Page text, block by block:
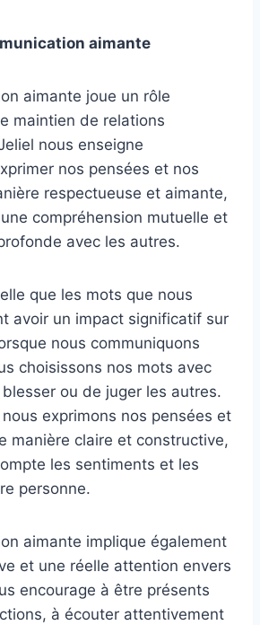
aimante
aimante joue un rôle
maintien de relations
nous enseigne
nos pensées et nos
respectueuse et aimante,
compréhension mutuelle et
avec les autres.
que les mots que nous
avoir un impact significatif sur
nous communiquons
choisissons nos mots avec
ou de juger les autres.
exprimons nos pensées et
manière claire et constructive,
les sentiments et les
personne.
aimante implique également
et une réelle attention envers
encourage à être présents
à écouter attentivement